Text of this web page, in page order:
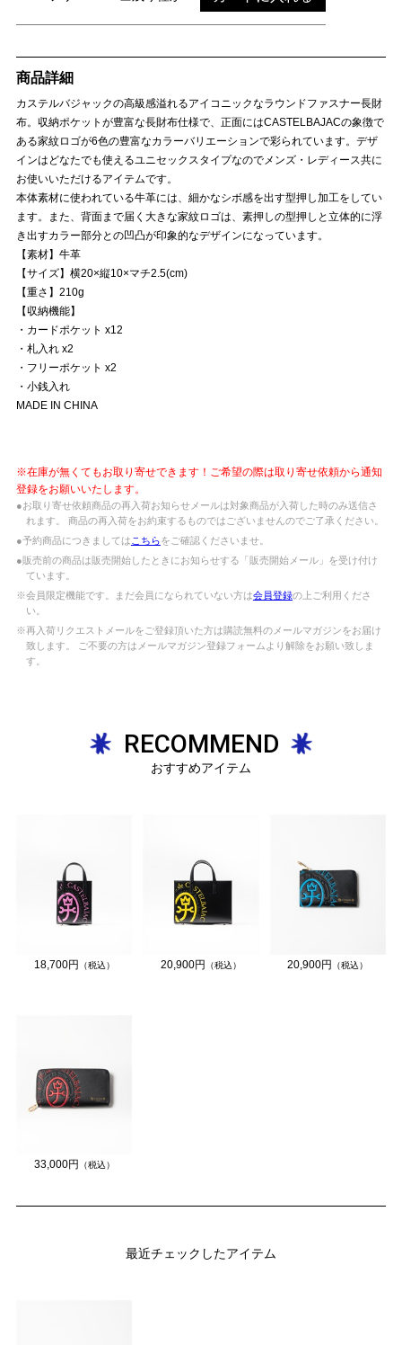
商品詳細
カステルバジャックの高級感溢れるアイコニックなラウンドファスナー長財
布。収納ポケットが豊富な長財布仕様で、正面にはCASTELBAJACの象徴で
ある家紋ロゴが6色の豊富なカラーバリエーションで彩られています。デザ
インはどなたでも使えるユニセックスタイプなのでメンズ・レディース共に
お使いいただけるアイテムです。
本体素材に使われている牛革には、細かなシボ感を出す型押し加工をしてい
ます。また、背面まで届く大きな家紋ロゴは、素押しの型押しと立体的に浮
き出すカラー部分との凹凸が印象的なデザインになっています。
【素材】牛革
【サイズ】横20×縦10×マチ2.5(cm)
【重さ】210g
【収納機能】
・カードポケット x12
・札入れ x2
・フリーポケット x2
・小銭入れ
MADE IN CHINA
※在庫が無くてもお取り寄せできます！ご希望の際は取り寄せ依頼から通知
登録をお願いいたします。
●お取り寄せ依頼商品の再入荷お知らせメールは対象商品が入荷した時のみ送信さ
れます。 商品の再入荷をお約束するものではございませんのでご了承ください。
●予約商品につきましては こちらをご確認くださいませ。
●販売前の商品は販売開始したときにお知らせする「販売開始メール」を受け付け
ています。
※会員限定機能です。まだ会員になられていない方は会員登録の上ご利用くださ
い。
※再入荷リクエストメールをご登録頂いた方は購読無料のメールマガジンをお届け
致します。 ご不要の方はメールマガジン登録フォームより解除をお願い致しま
す。
RECOMMEND
おすすめアイテム
18,700円 （税込） 20,900円 （税込） 20,900円 （税込）
33,000円 （税込）
最近チェックしたアイテム